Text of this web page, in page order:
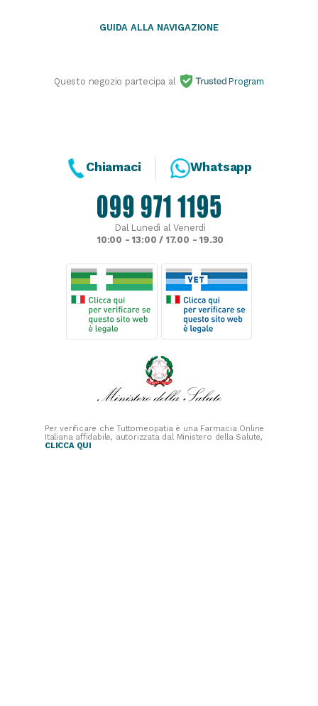
GUIDA ALLA NAVIGAZIONE
Questo negozio partecipa al Program
Chiamaci Whatsapp
Dal Lunedì al Venerdì
10:00 - 13:00 / 17.00 - 19.30
Per verificare che Tuttomeopatia è una Farmacia Online
Italiana affidabile, autorizzata dal Ministero della Salute,
CLICCA QUI